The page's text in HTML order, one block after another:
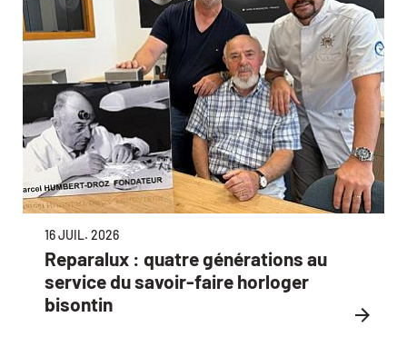
16 JUIL. 2026
Reparalux : quatre générations au
service du savoir-faire horloger
bisontin